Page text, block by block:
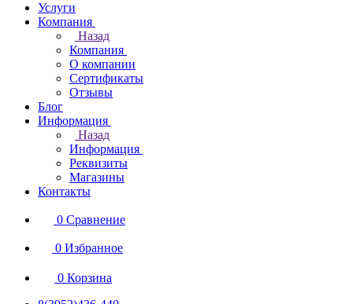
Услуги
Компания
Назад
Компания
О компании
Сертификаты
Отзывы
Блог
Информация
Назад
Информация
Реквизиты
Магазины
Контакты
0 Сравнение
0 Избранное
0 Корзина